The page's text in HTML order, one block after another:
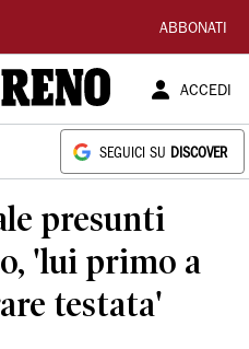
ABBONATI
ACCEDI
SEGUICI SU DISCOVER
presunti
'lui primo a
testata'